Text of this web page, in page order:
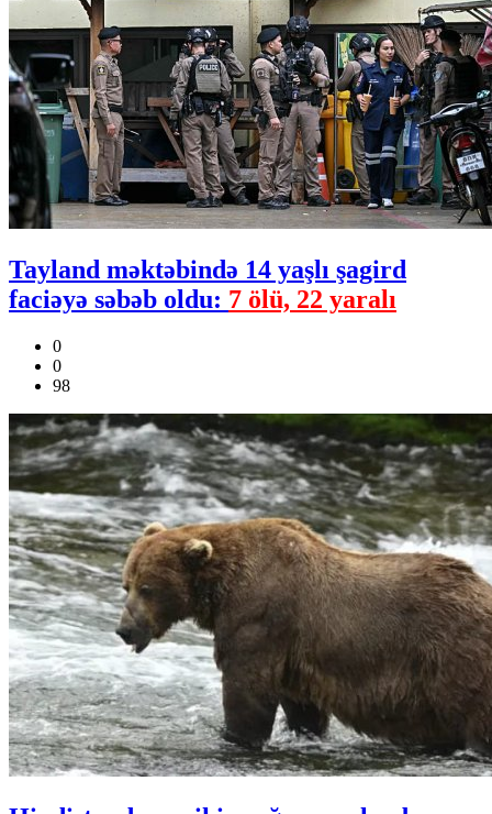
Tayland məktəbində 14 yaşlı şagird
faciəyə səbəb oldu: 7 ölü, 22 yaralı
0
0
98